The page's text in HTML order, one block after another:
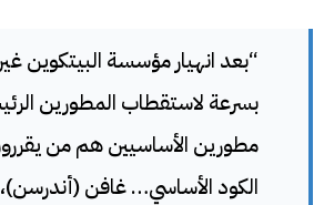
“بعد انهيار مؤسسة البيتكوين غير
بسرعة لاستقطاب المطورين
مطورين الأساسيين هم من
الكود الأساسي… غافن (أندرسن)،